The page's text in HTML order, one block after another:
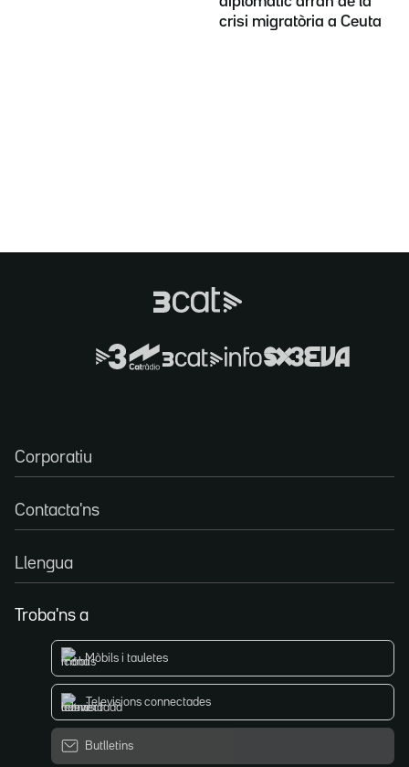
crisi migratòria a Ceuta
Corporatiu
Contacta'ns
Llengua
Troba'ns a
Mòbils i tauletes
Televisions connectades
Butlletins